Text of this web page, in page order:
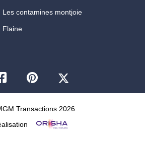
contamines montjoie
Flaine
Transactions 2026